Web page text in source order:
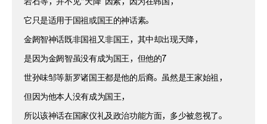
它只是适用于国祖或国王的神话素。
金阏智神话既非国祖又非国王，其中却出现天降，
是因为金阏智虽没有成为国王，但他的7
世孙味邹等新罗诸国王都是他的后裔。虽然是王家始祖，
但因为他本人没有成为国王，
所以该神话在国家仪礼及政治功能方面，多少被忽视了。